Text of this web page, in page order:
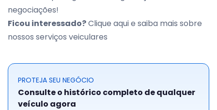
negociações!
Ficou interessado?Clique aqui e saiba mais sobre
nossos serviços veiculares
PROTEJA SEU NEGÓCIO
Consulte o histórico completo de qualquer
veículo agora